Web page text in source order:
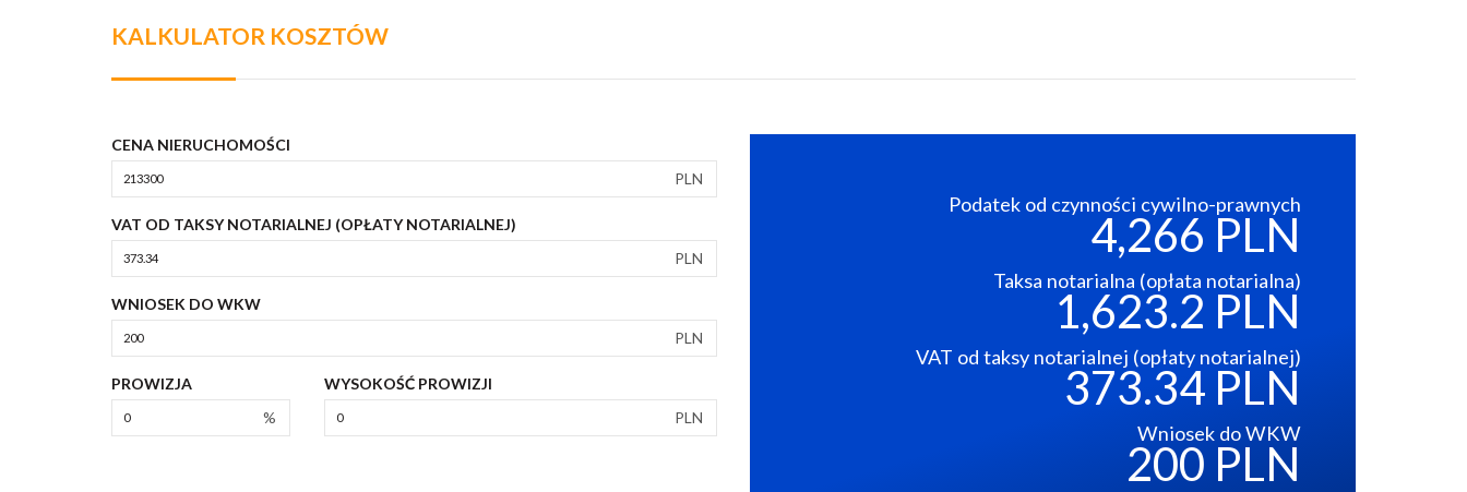
KALKULATOR KOSZTÓW
CENA NIERUCHOMOŚCI
PLN
VAT OD TAKSY NOTARIALNEJ (OPŁATY NOTARIALNEJ)
PLN
WNIOSEK DO WKW
PLN
PROWIZJA
%
WYSOKOŚĆ PROWIZJI
PLN
Podatek od czynności cywilno-prawnych
4,266 PLN
Taksa notarialna (opłata notarialna)
1,623.2 PLN
VAT od taksy notarialnej (opłaty notarialnej)
373.34 PLN
Wniosek do WKW
200 PLN